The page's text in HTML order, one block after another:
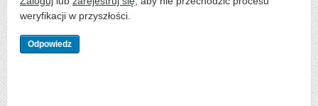
weryfikacji w przyszłości.